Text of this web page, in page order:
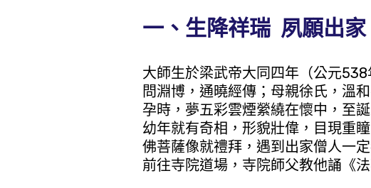
一、生降祥瑞 夙願出家
大師生於梁武帝大同四年（公元
問淵博，通曉經傳；母親徐氏，溫
孕時，夢五彩雲煙縈繞在懷中，至
幼年就有奇相，形貌壯偉，目現重
佛菩薩像就禮拜，遇到出家僧人一
前往寺院道場，寺院師父教他誦《